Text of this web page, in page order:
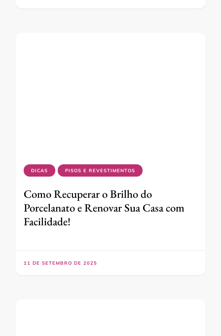
DICAS PISOS E REVESTIMENTOS
Como Recuperar o Brilho do
Porcelanato e Renovar Sua Casa com
Facilidade!
11 DE SETEMBRO DE 2025